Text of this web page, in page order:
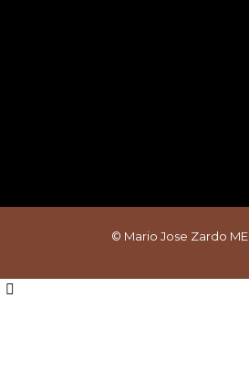
© Mario Jose Zardo ME